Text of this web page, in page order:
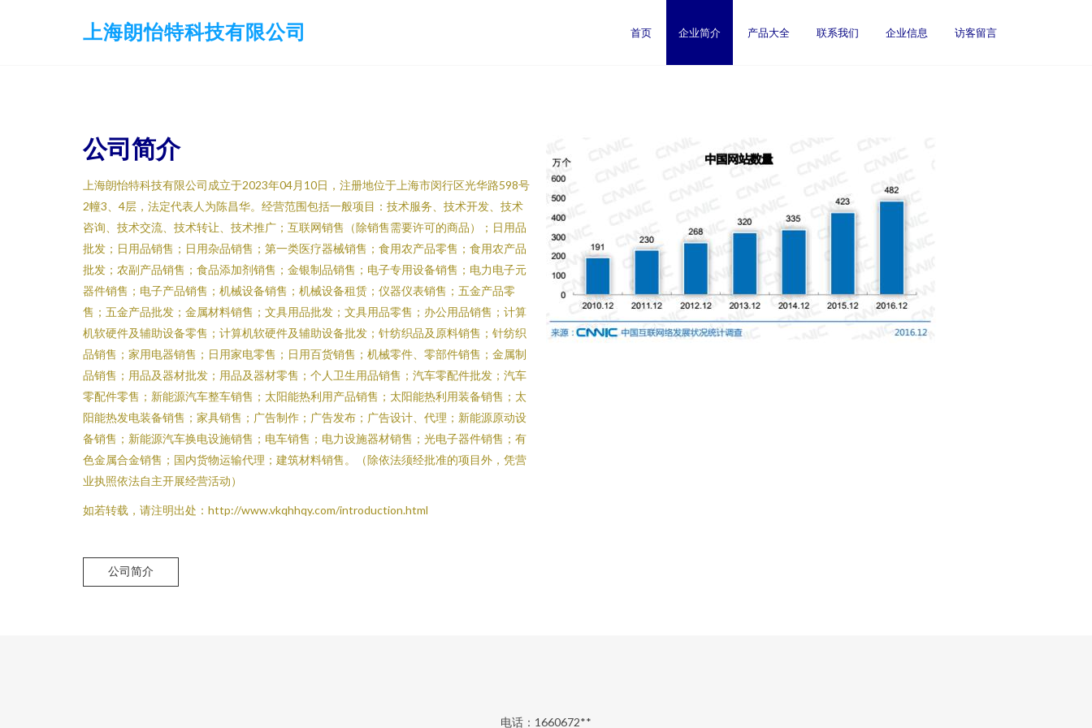
上海朗怡特科技有限公司 首页 企业简介 产品大全 联系我们 企业信息 访客留言
公司简介
上海朗怡特科技有限公司成立于2023年04月10日，注册地位于上海市闵行区光华路598号
2幢3、4层，法定代表人为陈昌华。经营范围包括一般项目：技术服务、技术开发、技术
咨询、技术交流、技术转让、技术推广；互联网销售（除销售需要许可的商品）；日用品
批发；日用品销售；日用杂品销售；第一类医疗器械销售；食用农产品零售；食用农产品
批发；农副产品销售；食品添加剂销售；金银制品销售；电子专用设备销售；电力电子元
器件销售；电子产品销售；机械设备销售；机械设备租赁；仪器仪表销售；五金产品零
售；五金产品批发；金属材料销售；文具用品批发；文具用品零售；办公用品销售；计算
机软硬件及辅助设备零售；计算机软硬件及辅助设备批发；针纺织品及原料销售；针纺织
品销售；家用电器销售；日用家电零售；日用百货销售；机械零件、零部件销售；金属制
品销售；用品及器材批发；用品及器材零售；个人卫生用品销售；汽车零配件批发；汽车
零配件零售；新能源汽车整车销售；太阳能热利用产品销售；太阳能热利用装备销售；太
阳能热发电装备销售；家具销售；广告制作；广告发布；广告设计、代理；新能源原动设
备销售；新能源汽车换电设施销售；电车销售；电力设施器材销售；光电子器件销售；有
色金属合金销售；国内货物运输代理；建筑材料销售。（除依法须经批准的项目外，凭营
业执照依法自主开展经营活动）
如若转载，请注明出处：http://www.vkqhhqy.com/introduction.html
公司简介
电话：1660672**